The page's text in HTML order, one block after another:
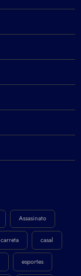
Assasinato
carreta casal
esportes